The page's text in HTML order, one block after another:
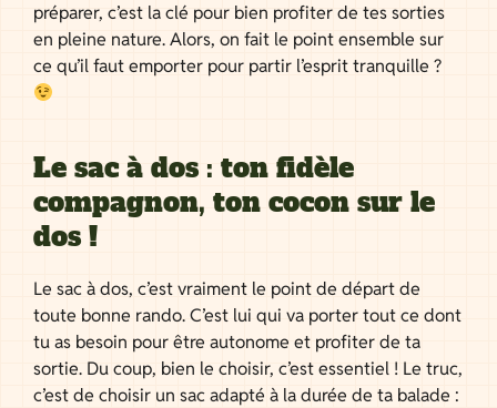
préparer, c’est la clé pour bien profiter de tes sorties
en pleine nature. Alors, on fait le point ensemble sur
ce qu’il faut emporter pour partir l’esprit tranquille ?
Le sac à dos : ton fidèle
compagnon, ton cocon sur le
dos !
Le sac à dos, c’est vraiment le point de départ de
toute bonne rando. C’est lui qui va porter tout ce dont
tu as besoin pour être autonome et profiter de ta
sortie. Du coup, bien le choisir, c’est essentiel ! Le truc,
c’est de choisir un sac adapté à la durée de ta balade :